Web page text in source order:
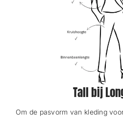
Tall bij
Om de pasvorm van kleding